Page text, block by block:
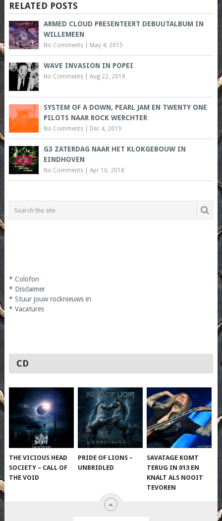
RELATED POSTS
ARMED CLOUD PRESENTEERT DEBUUTALBUM IN
WILLEMEEN
No Comments| May 4, 2015
WAVE INVASION IN POPEI
No Comments| Aug 22, 2018
SYSTEM OF A DOWN, PEARL JAM EN TWENTY ONE
PILOTS NAAR ROCK WERCHTER
No Comments| Dec 4, 2019
G3 ZATERDAG NAAR HET KLOKGEBOUW IN
EINDHOVEN
No Comments| Apr 10, 2018
* Colofon
* Disclaimer
* Stuur jouw rocknieuws in
* Vacatures
CD
THE VICIOUS HEAD
SOCIETY – CALL OF
THE VOID
PRIDE OF LIONS –
UNBRIDLED
SAVATAGE KOMT
TERUG IN 013 EN
KNALT ALS NOOIT
TEVOREN